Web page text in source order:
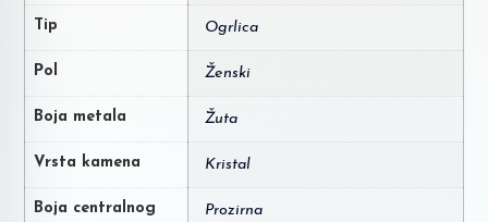
Tip Ogrlica
Pol Ženski
Boja metala Žuta
Vrsta kamena Kristal
Boja centralnog
Prozirna